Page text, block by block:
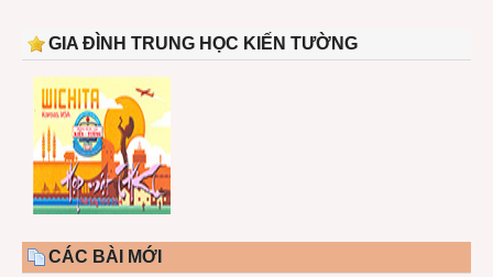
GIA ĐÌNH TRUNG HỌC KIẾN TƯỜNG
CÁC BÀI MỚI